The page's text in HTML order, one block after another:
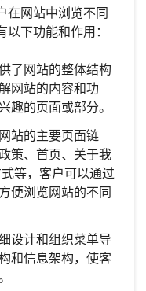
在网站中浏览不同
下功能和作用：
了网站的整体结构
网站的内容和功
趣的页面或部分。
站的主要页面链
策、首页、关于我
等，客户可以通过
便浏览网站的不同
设计和组织菜单导
和信息架构，使客